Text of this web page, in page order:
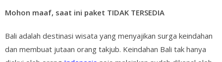
Mohon maaf, saat ini paket TIDAK TERSEDIA
Bali adalah destinasi wisata yang menyajikan surga keindahan
dan membuat jutaan orang takjub. Keindahan Bali tak hanya